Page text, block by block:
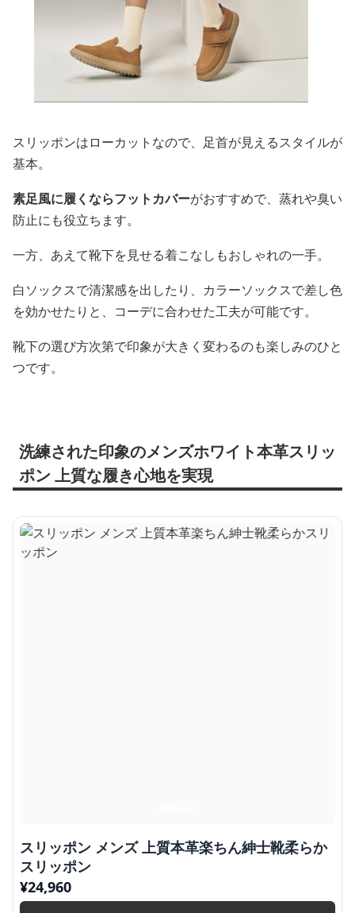
スリッポンはローカットなので、足首が見えるスタイルが
基本。
素足風に履くならフットカバーがおすすめで、蒸れや臭い
防止にも役立ちます。
一方、あえて靴下を見せる着こなしもおしゃれの一手。
白ソックスで清潔感を出したり、カラーソックスで差し色
を効かせたりと、コーデに合わせた工夫が可能です。
靴下の選び方次第で印象が大きく変わるのも楽しみのひと
つです。
洗練された印象のメンズホワイト本革スリッ
ポン 上質な履き心地を実現
スリッポン メンズ 上質本革楽ちん紳士靴柔らか
スリッポン
¥24,960